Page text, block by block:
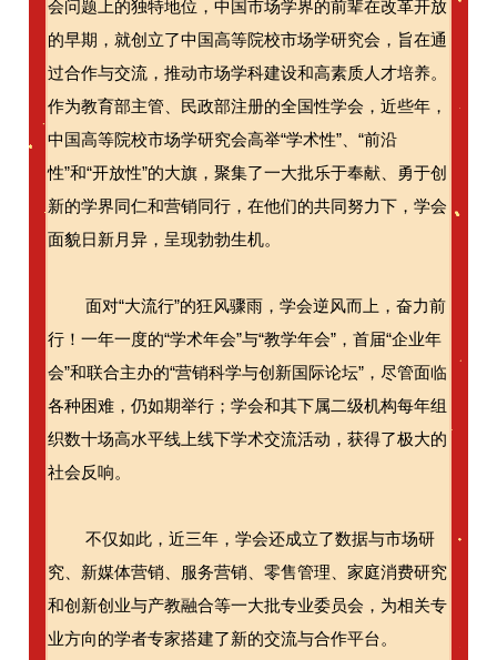
会问题上的独特地位，中国市场学界的前辈在改革开放
的早期，就创立了中国高等院校市场学研究会，旨在通
过合作与交流，推动市场学科建设和高素质人才培养。
作为教育部主管、民政部注册的全国性学会，近些年，
中国高等院校市场学研究会高举“学术性”、“前沿
性”和“开放性”的大旗，聚集了一大批乐于奉献、勇于创
新的学界同仁和营销同行，在他们的共同努力下，学会
面貌日新月异，呈现勃勃生机。
面对“大流行”的狂风骤雨，学会逆风而上，奋力前
行！一年一度的“学术年会”与“教学年会”，首届“企业年
会”和联合主办的“营销科学与创新国际论坛”，尽管面临
各种困难，仍如期举行；学会和其下属二级机构每年组
织数十场高水平线上线下学术交流活动，获得了极大的
社会反响。
不仅如此，近三年，学会还成立了数据与市场研
究、新媒体营销、服务营销、零售管理、家庭消费研究
和创新创业与产教融合等一大批专业委员会，为相关专
业方向的学者专家搭建了新的交流与合作平台。